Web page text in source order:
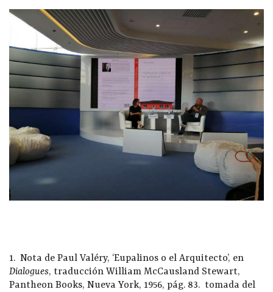
1. Nota de Paul Valéry, ‘Eupalinos o el Arquitecto’, en
Dialogues, traducción William McCausland Stewart,
Pantheon Books, Nueva York, 1956, pág. 83. tomada del